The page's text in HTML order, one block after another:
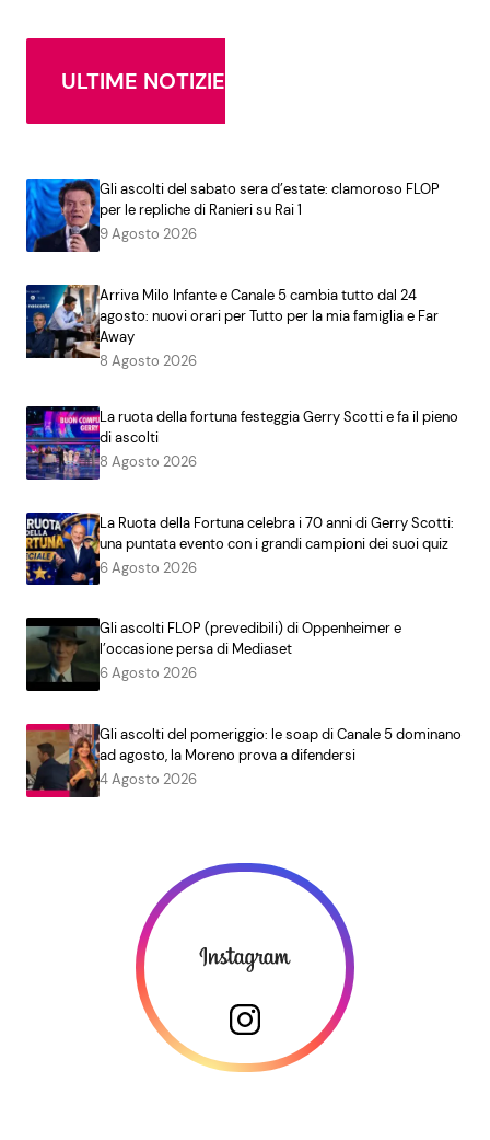
ULTIME NOTIZIE
Gli ascolti del sabato sera d’estate: clamoroso FLOP
per le repliche di Ranieri su Rai 1
9 Agosto 2026
Arriva Milo Infante e Canale 5 cambia tutto dal 24
agosto: nuovi orari per Tutto per la mia famiglia e Far
Away
8 Agosto 2026
La ruota della fortuna festeggia Gerry Scotti e fa il pieno
di ascolti
8 Agosto 2026
La Ruota della Fortuna celebra i 70 anni di Gerry Scotti:
una puntata evento con i grandi campioni dei suoi quiz
6 Agosto 2026
Gli ascolti FLOP (prevedibili) di Oppenheimer e
l’occasione persa di Mediaset
6 Agosto 2026
Gli ascolti del pomeriggio: le soap di Canale 5 dominano
ad agosto, la Moreno prova a difendersi
4 Agosto 2026